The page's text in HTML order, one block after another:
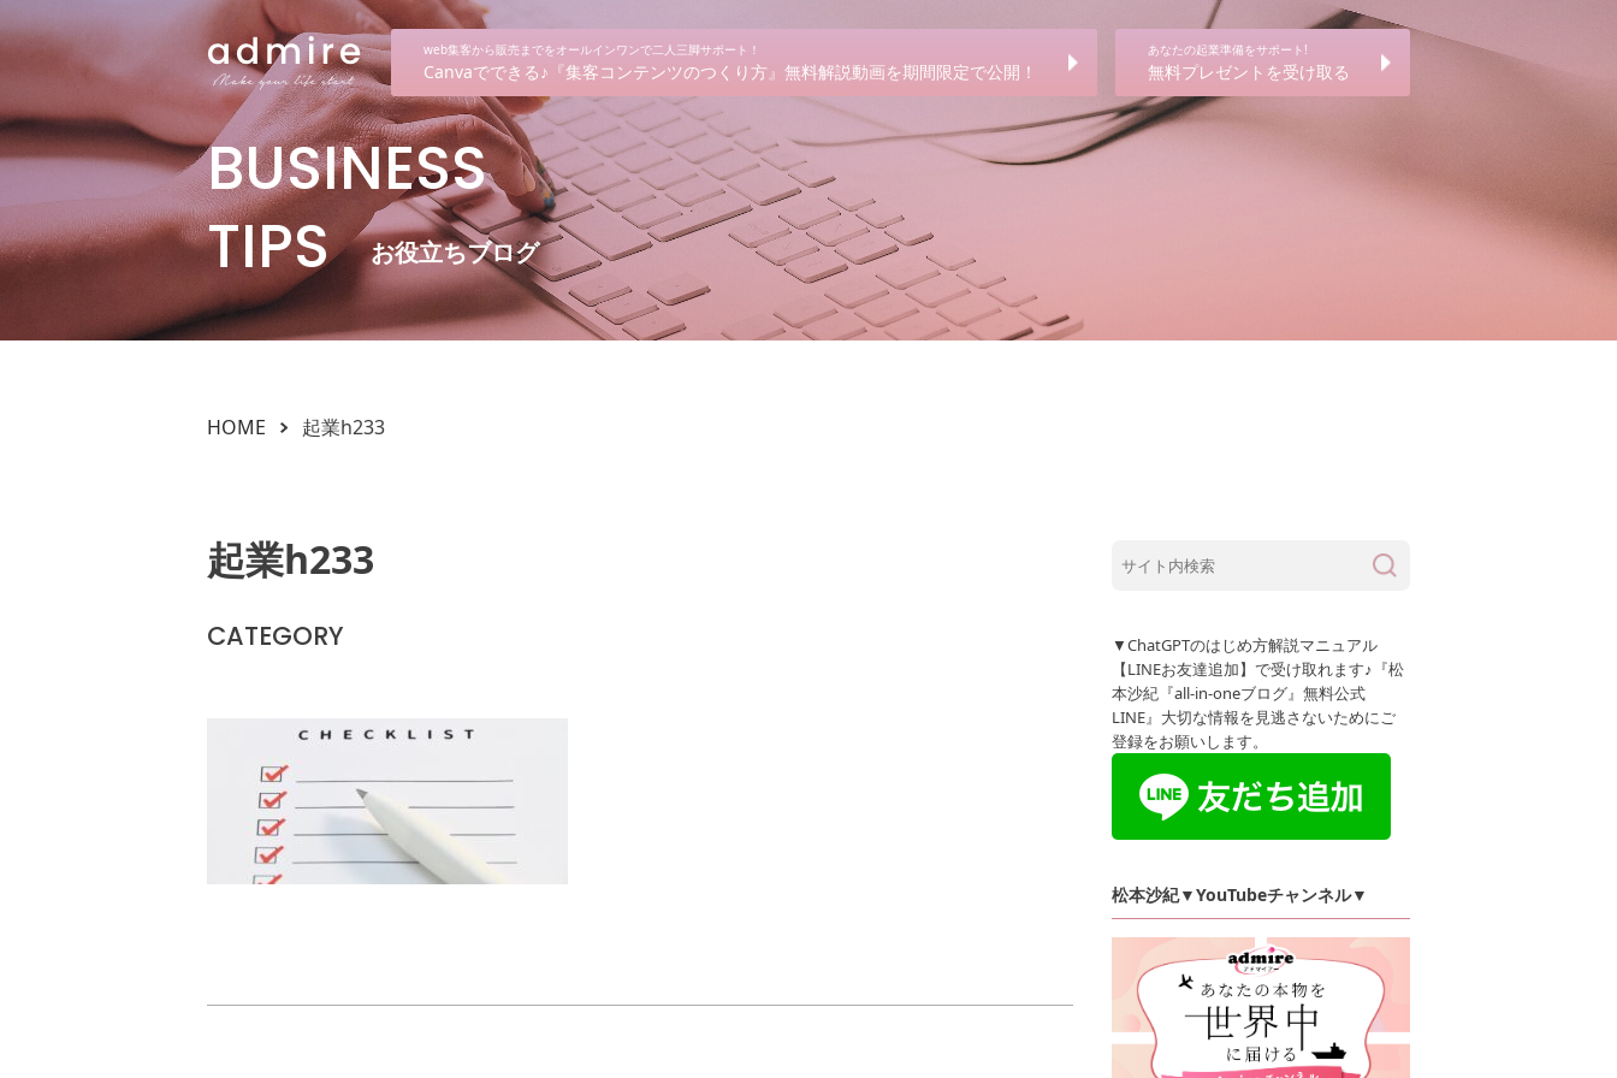
web集客から販売までをオールインワンで二人三脚サポート！
Canvaでできる♪『集客コンテンツのつくり方』無料解説動画を期間限定で公開！
あなたの起業準備をサポート!
無料プレゼントを受け取る
BUSINESS
TIPS
お役立ちブログ
HOME 起業h233
起業h233
CATEGORY
▼ChatGPTのはじめ方解説マニュアル
【LINEお友達追加】で受け取れます♪『松
本沙紀『all-in-oneブログ』無料公式
LINE』大切な情報を見逃さないためにご
登録をお願いします。
松本沙紀▼YouTubeチャンネル▼